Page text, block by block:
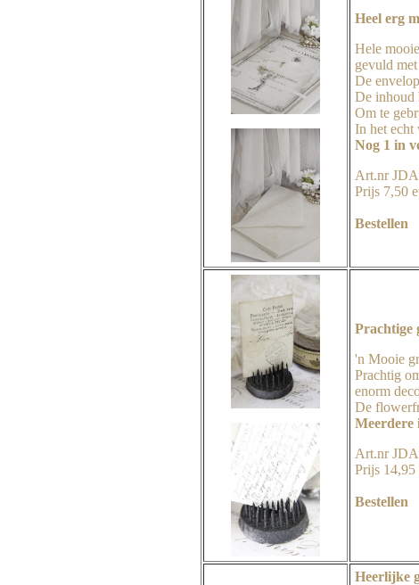
Heel erg
Hele
gevuld
De
De inhoud
Om te
In het echt
Nog 1 in
Art.nr
Prijs 7,50
Bestellen
Prachtige
'n Mooie
Prachtig
enorm
De
Meerdere
Art.nr
Prijs 14,95
Bestellen
Heerlijke